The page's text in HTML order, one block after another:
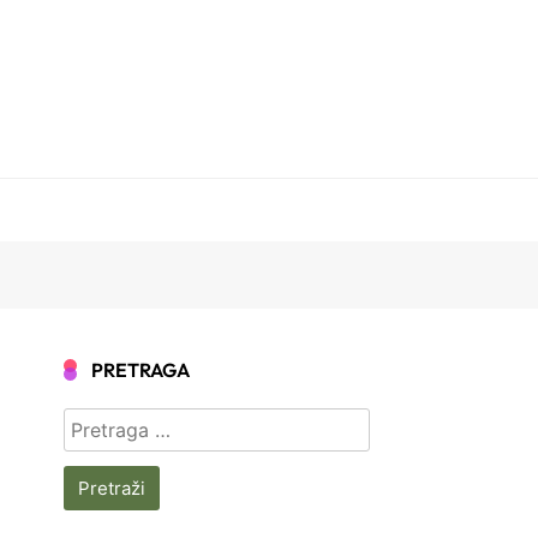
PRETRAGA
Pretraga
za: